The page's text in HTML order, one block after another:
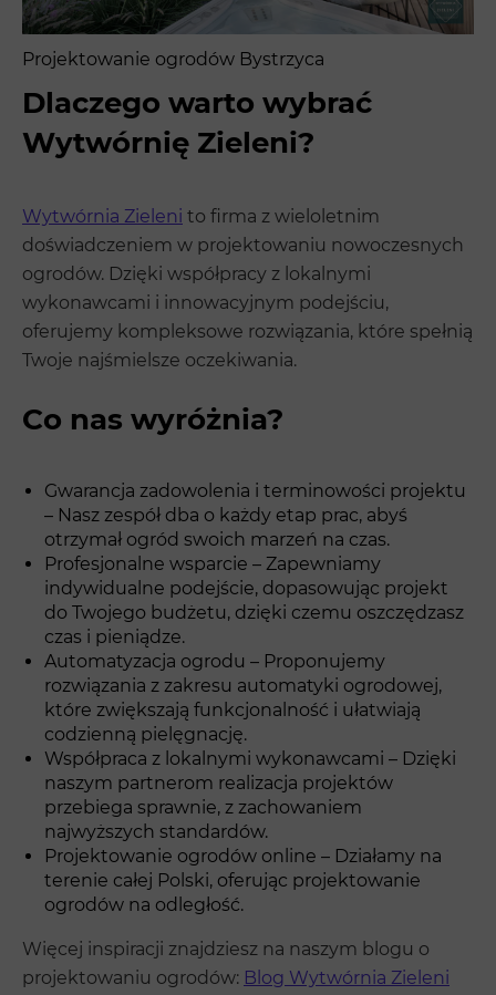
Projektowanie ogrodów Bystrzyca
Dlaczego warto wybrać
Wytwórnię Zieleni?
Wytwórnia Zieleni to firma z wieloletnim
doświadczeniem w projektowaniu nowoczesnych
ogrodów. Dzięki współpracy z lokalnymi
wykonawcami i innowacyjnym podejściu,
oferujemy kompleksowe rozwiązania, które spełnią
Twoje najśmielsze oczekiwania.
Co nas wyróżnia?
Gwarancja zadowolenia i terminowości projektu
– Nasz zespół dba o każdy etap prac, abyś
otrzymał ogród swoich marzeń na czas.
Profesjonalne wsparcie – Zapewniamy
indywidualne podejście, dopasowując projekt
do Twojego budżetu, dzięki czemu oszczędzasz
czas i pieniądze.
Automatyzacja ogrodu – Proponujemy
rozwiązania z zakresu automatyki ogrodowej,
które zwiększają funkcjonalność i ułatwiają
codzienną pielęgnację.
Współpraca z lokalnymi wykonawcami – Dzięki
naszym partnerom realizacja projektów
przebiega sprawnie, z zachowaniem
najwyższych standardów.
Projektowanie ogrodów online – Działamy na
terenie całej Polski, oferując projektowanie
ogrodów na odległość.
Więcej inspiracji znajdziesz na naszym blogu o
projektowaniu ogrodów: Blog Wytwórnia Zieleni